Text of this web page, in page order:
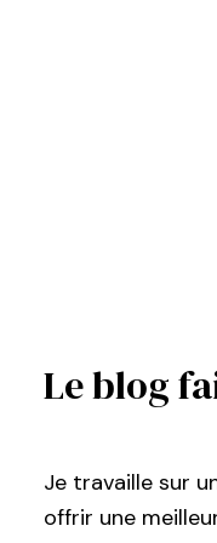
Le blog
Je travaille sur
offrir une